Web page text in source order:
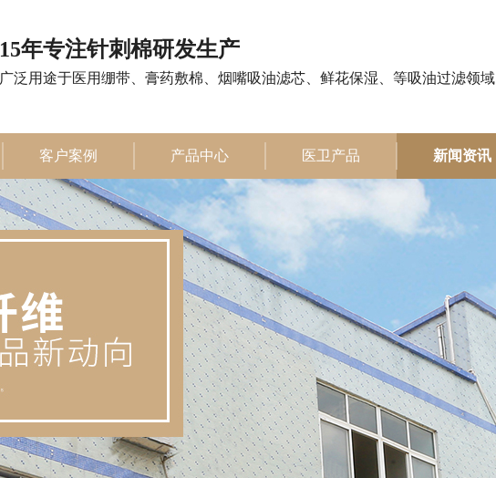
15年专注针刺棉研发生产
广泛用途于医用绷带、膏药敷棉、烟嘴吸油滤芯、鲜花保湿、等吸油过滤领域
客户案例 产品中心 医卫产品 新闻资讯